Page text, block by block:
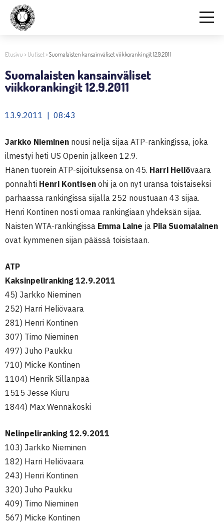
Etusivu > Uutiset>Suomalaisten kansainväliset viikkorankingit 12.9.2011
Suomalaisten kansainväliset
viikkorankingit 12.9.2011
13.9.2011 | 08:43
Jarkko Nieminen nousi neljä sijaa ATP-rankingissa, joka
ilmestyi heti US Openin jälkeen 12.9.
Hänen tuorein ATP-sijoituksensa on 45. Harri Heliövaara
ponnahti Henri Kontisen ohi ja on nyt uransa toistaiseksi
parhaassa rankingissa sijalla 252 noustuaan 43 sijaa.
Henri Kontinen nosti omaa rankingiaan yhdeksän sijaa.
Naisten WTA-rankingissa Emma Laine ja Piia Suomalainen
ovat kymmenen sijan päässä toisistaan.
ATP
Kaksinpeliranking 12.9.2011
45) Jarkko Nieminen
252) Harri Heliövaara
281) Henri Kontinen
307) Timo Nieminen
497) Juho Paukku
710) Micke Kontinen
1104) Henrik Sillanpää
1515 Jesse Kiuru
1844) Max Wennäkoski
Nelinpeliranking 12.9.2011
103) Jarkko Nieminen
182) Harri Heliövaara
243) Henri Kontinen
320) Juho Paukku
409) Timo Nieminen
567) Micke Kontinen